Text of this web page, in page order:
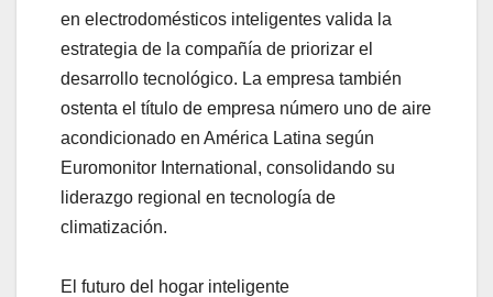
en electrodomésticos inteligentes valida la
estrategia de la compañía de priorizar el
desarrollo tecnológico. La empresa también
ostenta el título de empresa número uno de aire
acondicionado en América Latina según
Euromonitor International, consolidando su
liderazgo regional en tecnología de
climatización.
El futuro del hogar inteligente